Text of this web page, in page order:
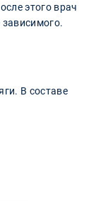
этого врач
В составе